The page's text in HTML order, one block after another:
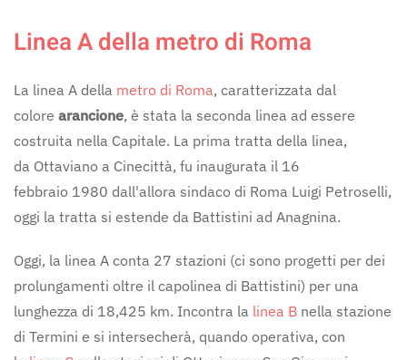
Linea A della metro di Roma
La linea A della metro di Roma, caratterizzata dal
colore arancione, è stata la seconda linea ad essere
costruita nella Capitale. La prima tratta della linea,
da Ottaviano a Cinecittà, fu inaugurata il 16
febbraio 1980 dall'allora sindaco di Roma Luigi Petroselli,
oggi la tratta si estende da Battistini ad Anagnina.
Oggi, la linea A conta 27 stazioni (ci sono progetti per dei
prolungamenti oltre il capolinea di Battistini) per una
lunghezza di 18,425 km. Incontra la linea B nella stazione
di Termini e si intersecherà, quando operativa, con